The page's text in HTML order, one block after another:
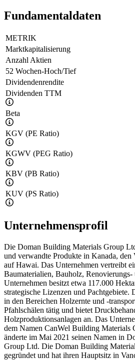
Fundamentaldaten
METRIK
Marktkapitalisierung
Anzahl Aktien
52 Wochen-Hoch/Tief
Dividendenrendite
Dividenden TTM
Beta
KGV (PE Ratio)
KGWV (PEG Ratio)
KBV (PB Ratio)
KUV (PS Ratio)
Unternehmensprofil
Die Doman Building Materials Group
und verwandte Produkte in Kanada, den
auf Hawai. Das Unternehmen vertreibt
Baumaterialien, Bauholz,
Unternehmen besitzt etwa 117.000
strategische Lizenzen und Pachtgebiete.
in den Bereichen Holzernte und -
Pfahlschälen tätig und bietet
Holzproduktionsanlagen an. Das
dem Namen CanWel Building Materials
änderte im Mai 2021 seinen Namen in
Group Ltd. Die Doman Building
gegründet und hat ihren Hauptsitz in